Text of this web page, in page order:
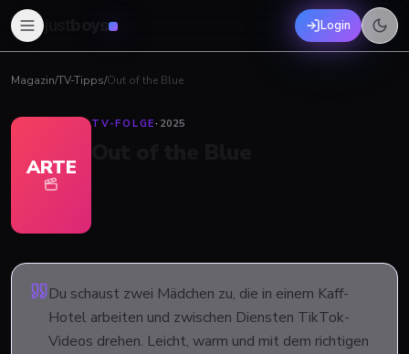
boys Login
Magazin/TV-Tipps/Out of the Blue
ARTE
TV-FOLGE· 2025
Du schaust zwei Mädchen zu, die in einem Kaff-
Hotel arbeiten und zwischen Diensten TikTok-
Videos drehen. Leicht, warm und mit dem richtigen